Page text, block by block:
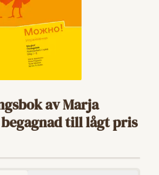
av Marja
till lågt pris